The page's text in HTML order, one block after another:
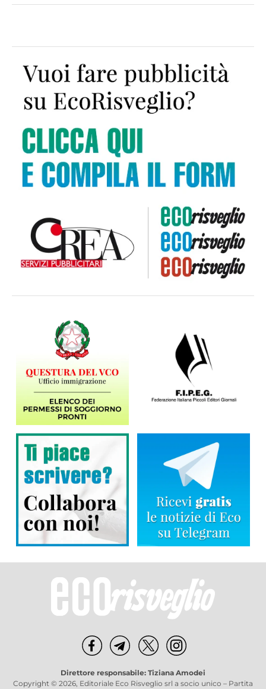
Direttore responsabile: Tiziana Amodei
Copyright © 2026, Editoriale Eco Risveglio srl a socio unico – Partita